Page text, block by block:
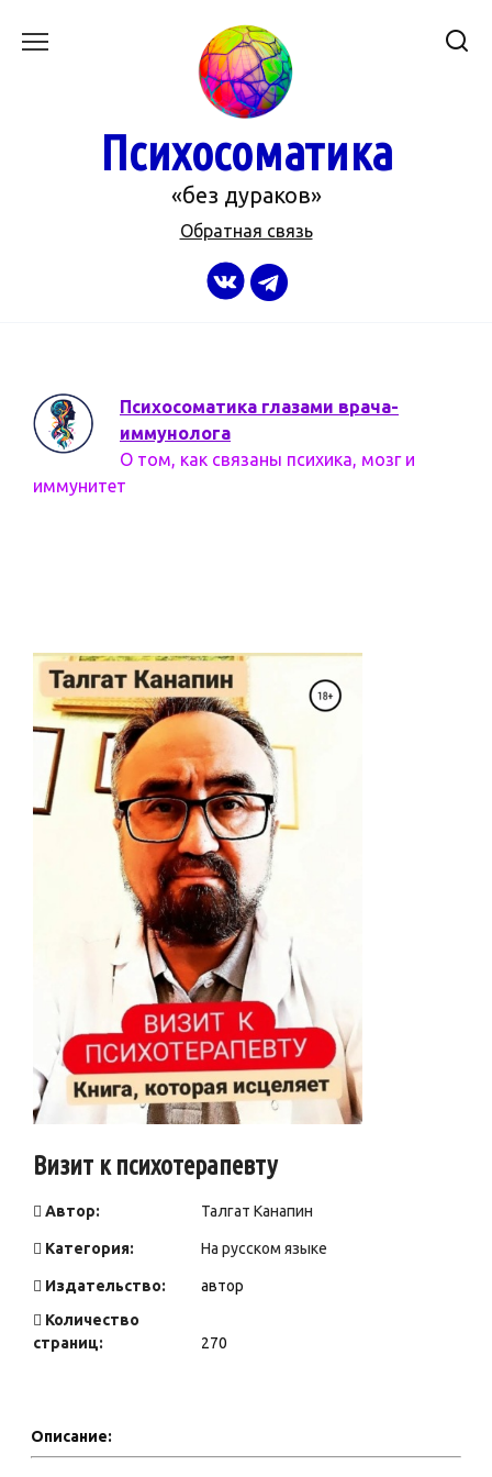
Психосоматика
«без дураков»
Обратная связь
Психосоматика глазами врача-
иммунолога
О том, как связаны психика, мозг и
иммунитет
Визит к психотерапевту
Автор: Талгат Канапин
Категория: На русском языке
Издательство:
автор
Количество
страниц:
270
Описание: